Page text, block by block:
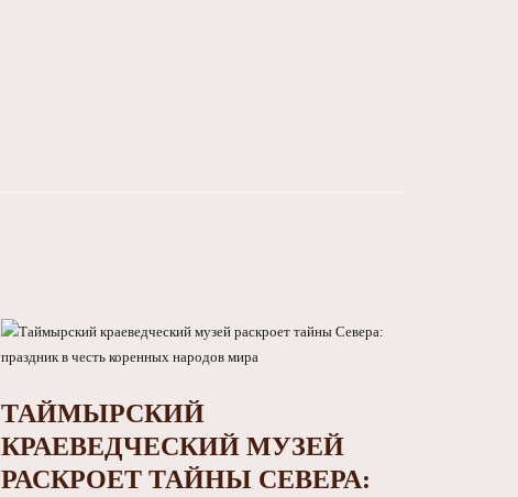
ТАЙМЫРСКИЙ
КРАЕВЕДЧЕСКИЙ МУЗЕЙ
РАСКРОЕТ ТАЙНЫ СЕВЕРА: